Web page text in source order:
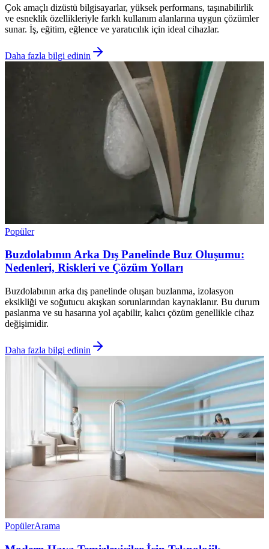
Çok amaçlı dizüstü bilgisayarlar, yüksek performans, taşınabilirlik
ve esneklik özellikleriyle farklı kullanım alanlarına uygun çözümler
sunar. İş, eğitim, eğlence ve yaratıcılık için ideal cihazlar.
Daha fazla bilgi edinin
Popüler
Buzdolabının Arka Dış Panelinde Buz Oluşumu:
Nedenleri, Riskleri ve Çözüm Yolları
Buzdolabının arka dış panelinde oluşan buzlanma, izolasyon
eksikliği ve soğutucu akışkan sorunlarından kaynaklanır. Bu durum
paslanma ve su hasarına yol açabilir, kalıcı çözüm genellikle cihaz
değişimidir.
Daha fazla bilgi edinin
PopülerArama